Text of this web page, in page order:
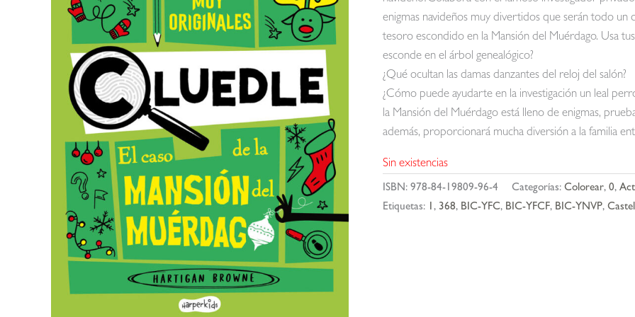
enigmas navideños muy divertidos que serán todo
tesoro escondido en la Mansión del Muérdago. Usa
esconde en el árbol genealógico?
¿Qué ocultan las damas danzantes del reloj del salón?
¿Cómo puede ayudarte en la investigación un leal
la Mansión del Muérdago está lleno de enigmas,
además, proporcionará mucha diversión a la familia
Sin existencias
ISBN: 978-84-19809-96-4 Categorías: Colorear, 0,
Etiquetas: 1 , 368, BIC-YFC, BIC-YFCF, BIC-YNVP,